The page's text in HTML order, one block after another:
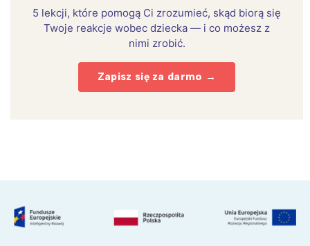
5 lekcji, które pomogą Ci zrozumieć, skąd biorą się
Twoje reakcje wobec dziecka — i co możesz z
nimi zrobić.
Zapisz się za darmo →